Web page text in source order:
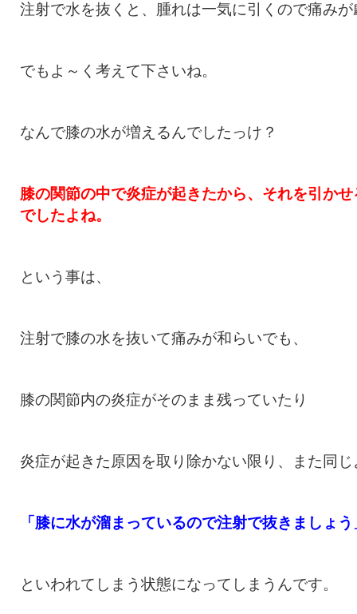
注射で水を抜くと、腫れは一気に引くので痛み
でもよ～く考えて下さいね。
なんで膝の水が増えるんでしたっけ？
膝の関節の中で炎症が起きたから、それを引か
でしたよね。
という事は、
注射で膝の水を抜いて痛みが和らいでも、
膝の関節内の炎症がそのまま残っていたり
炎症が起きた原因を取り除かない限り、また同じ
「膝に水が溜まっているので注射で抜きましょう
といわれてしまう状態になってしまうんです。